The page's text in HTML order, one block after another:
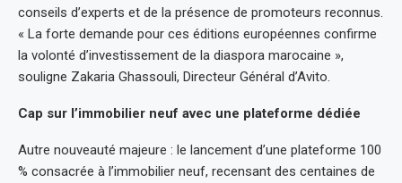
conseils d’experts et de la présence de promoteurs reconnus.
« La forte demande pour ces éditions européennes confirme
la volonté d’investissement de la diaspora marocaine »,
souligne Zakaria Ghassouli, Directeur Général d’Avito.
Cap sur l’immobilier neuf avec une plateforme dédiée
Autre nouveauté majeure : le lancement d’une plateforme 100
% consacrée à l’immobilier neuf, recensant des centaines de